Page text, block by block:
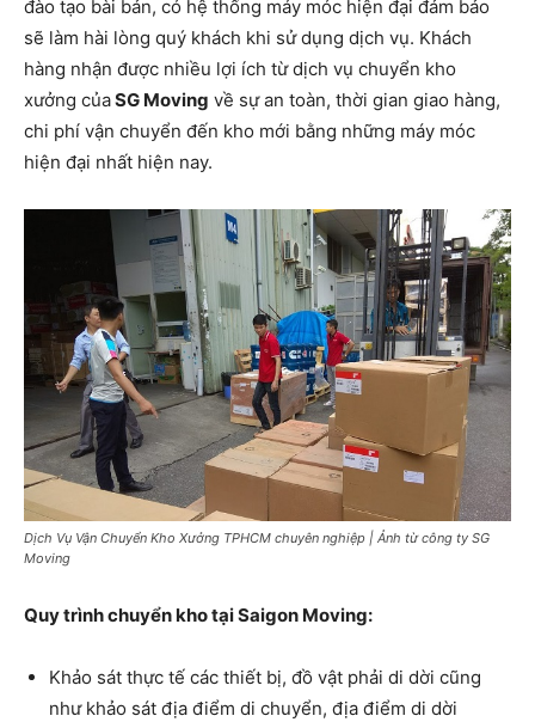
đào tạo bài bản, có hệ thống máy móc hiện đại đảm bảo
sẽ làm hài lòng quý khách khi sử dụng dịch vụ. Khách
hàng nhận được nhiều lợi ích từ dịch vụ chuyển kho
xưởng củaSG Moving về sự an toàn, thời gian giao hàng,
chi phí vận chuyển đến kho mới bằng những máy móc
hiện đại nhất hiện nay.
Dịch Vụ Vận Chuyển Kho Xưởng TPHCM chuyên nghiệp | Ảnh từ công ty SG
Moving
Quy trình chuyển kho tại Saigon Moving:
Khảo sát thực tế các thiết bị, đồ vật phải di dời cũng
như khảo sát địa điểm di chuyển, địa điểm di dời